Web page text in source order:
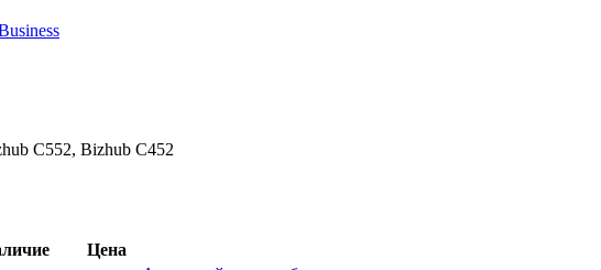
C552, Bizhub C452
Цена